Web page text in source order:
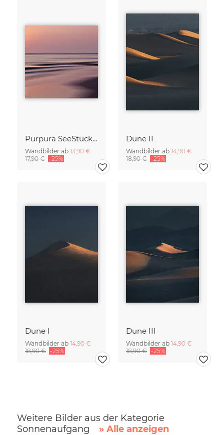
Purpura SeeStück No.18
Wandbilder ab 13,90 €
17,90 € -25%
Dune II
Wandbilder ab 14,90 €
18,90 € -25%
Dune I
Wandbilder ab 14,90 €
18,90 € -25%
Dune III
Wandbilder ab 14,90 €
18,90 € -25%
Weitere Bilder aus der Kategorie
Sonnenaufgang
» Alle anzeigen